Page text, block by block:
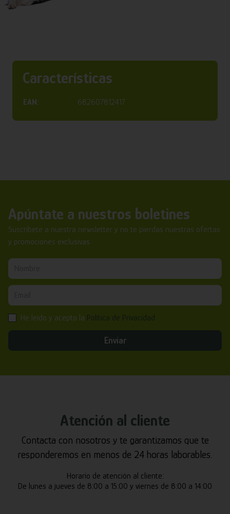
Características
EAN: 682607812417
Apúntate a nuestros boletines
Suscríbete a nuestra newsletter y no te pierdas nuestras ofertas
y promociones exclusivas.
He leído y acepto la
Enviar
Atención al cliente
Contacta con nosotros y te garantizamos que te
responderemos en menos de 24 horas laborables.
Horario de atención al cliente:
De lunes a jueves de 8:00 a 15:00 y viernes de 8:00 a 14:00